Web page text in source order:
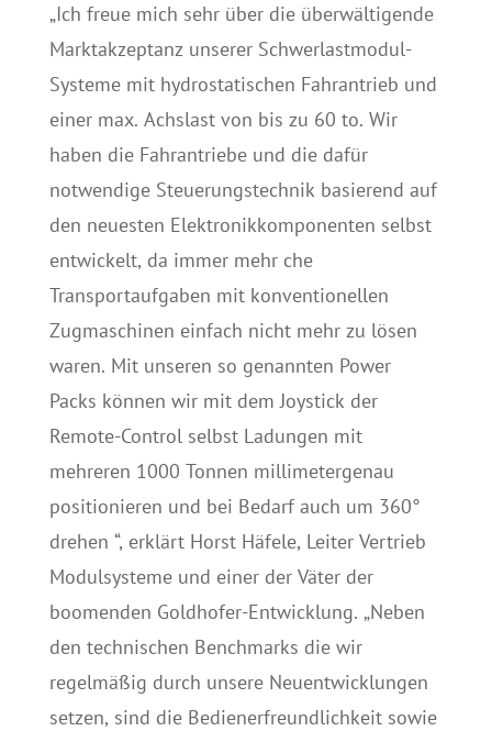
„Ich freue mich sehr über die überwältigende
Marktakzeptanz unserer Schwerlastmodul-
Systeme mit hydrostatischen Fahrantrieb und
einer max. Achslast von bis zu 60 to. Wir
haben die Fahrantriebe und die dafür
notwendige Steuerungstechnik basierend auf
den neuesten Elektronikkomponenten selbst
entwickelt, da immer mehr che
Transportaufgaben mit konventionellen
Zugmaschinen einfach nicht mehr zu lösen
waren. Mit unseren so genannten Power
Packs können wir mit dem Joystick der
Remote-Control selbst Ladungen mit
mehreren 1000 Tonnen millimetergenau
positionieren und bei Bedarf auch um 360°
drehen “, erklärt Horst Häfele, Leiter Vertrieb
Modulsysteme und einer der Väter der
boomenden Goldhofer-Entwicklung. „Neben
den technischen Benchmarks die wir
regelmäßig durch unsere Neuentwicklungen
setzen, sind die Bedienerfreundlichkeit sowie